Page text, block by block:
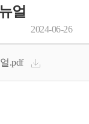
얼
2024-06-26
.pdf